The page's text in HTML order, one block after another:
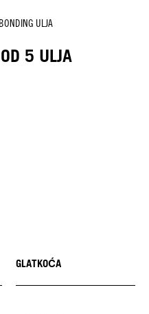
ULJA
5 ULJA
GLATKOĆA